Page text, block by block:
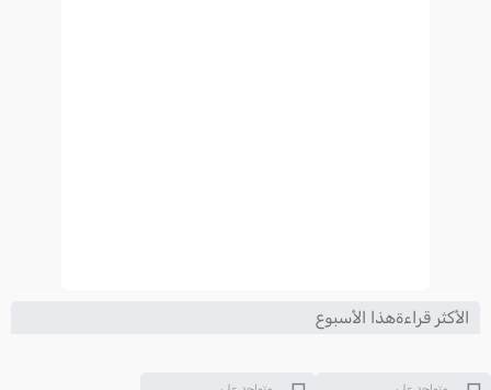
الأكثر قراءةهذا الأسبوع